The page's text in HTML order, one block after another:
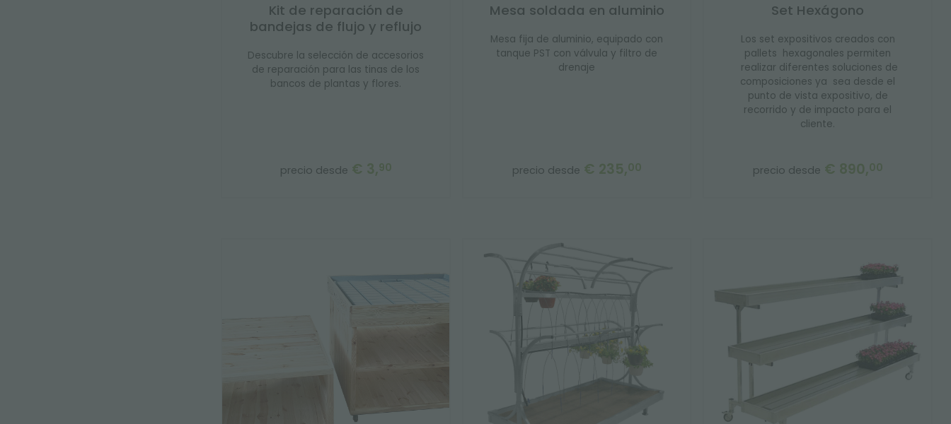
Kit de reparación de
bandejas de flujo y reflujo
Descubre la selección de accesorios
de reparación para las tinas de los
bancos de plantas y flores.
precio desde € 3,90
Mesa soldada en aluminio
Mesa fija de aluminio, equipado con
tanque PST con válvula y filtro de
drenaje
precio desde € 235,00
Set Hexágono
Los set expositivos creados con
pallets hexagonales permiten
realizar diferentes soluciones de
composiciones ya sea desde el
punto de vista expositivo, de
recorrido y de impacto para el
cliente.
precio desde € 890,00